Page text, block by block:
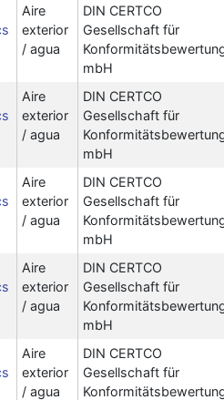
Aire
exterior
/ agua
DIN CERTCO
Gesellschaft für
mbH
Aire
exterior
/ agua
DIN CERTCO
Gesellschaft für
mbH
Aire
exterior
/ agua
DIN CERTCO
Gesellschaft für
mbH
Aire
exterior
/ agua
DIN CERTCO
Gesellschaft für
mbH
Aire
exterior
/ agua
DIN CERTCO
Gesellschaft für